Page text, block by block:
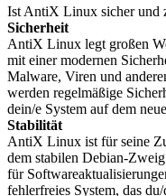
Ist AntiX Linux sicher und
Sicherheit
AntiX Linux legt großen
mit einer modernen
Malware, Viren und
werden regelmäßige
dein/e System auf dem
Stabilität
AntiX Linux ist für seine
dem stabilen Debian-
für
fehlerfreies System, das